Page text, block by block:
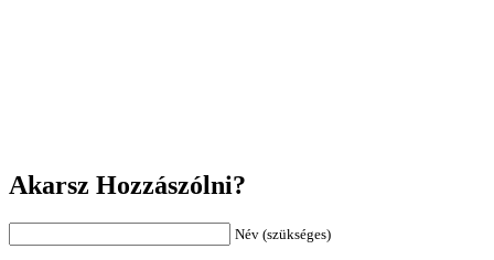
Akarsz Hozzászólni?
Név (szükséges)